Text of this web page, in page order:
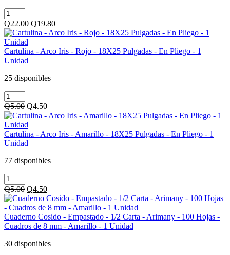
1
Unidad
cantidad
Madera
-
1
Unidad
cantidad
Tempera
-
Tucan
-
6
Colores
45
1
Unidad
cantidad
Q22.00 Original
price
Q22.00.
Q19.80Current
price
Q19.80.
Cartulina - Arco Iris - Rojo - 18X25 Pulgadas - En Pliego - 1
Unidad
25 disponibles
Cartulina
-
Arco
Iris
-
Rojo
18X25
En
Pliego
1
Unidad
Q5.00 Original
price
was:
Q5.00.
Q4.50Current
price
Q4.50.
Cartulina - Arco Iris - Amarillo - 18X25 Pulgadas - En Pliego - 1
Unidad
77 disponibles
Cartulina
-
Arco
Iris
-
Amarillo
18X25
Q5.00 Original
price
was:
Q5.00.
Q4.50Current
price
is:
Q4.50.
Cuaderno Cosido - Empastado - 1/2 Carta - Arimany - 100 Hojas -
Cuadros de 8 mm - Amarillo - 1 Unidad
30 disponibles